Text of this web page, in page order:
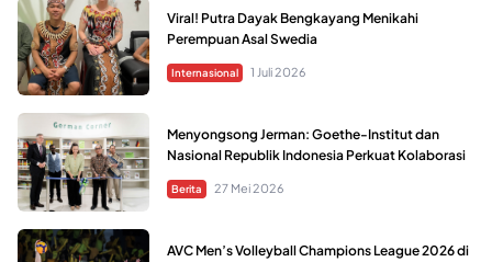
Viral! Putra Dayak Bengkayang Menikahi
Perempuan Asal Swedia
Internasional 1 Juli 2026
Menyongsong Jerman: Goethe-Institut dan
Nasional Republik Indonesia Perkuat Kolaborasi
Berita 27 Mei 2026
AVC Men’s Volleyball Champions League 2026 di